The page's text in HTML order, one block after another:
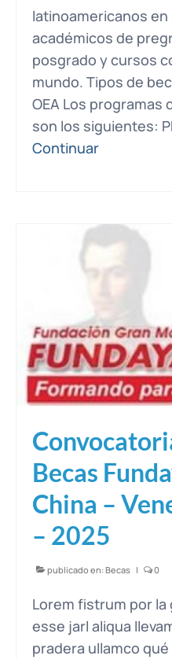
latinoamericanos
académicos de
posgrado y cursos
mundo. Tipos de
OEA Los programas
son los siguientes:
Continuar
Becas
China –
– 2025
publicado en:Becas | 0
Lorem fistrum por la
esse jarl aliqua
pradera ullamco